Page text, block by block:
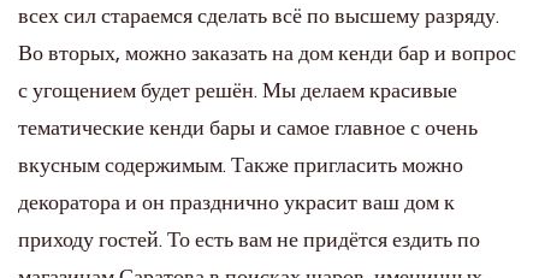
всех сил стараемся сделать всё по высшему разряду.
Во вторых, можно заказать на дом кенди бар и вопрос
с угощением будет решён. Мы делаем красивые
тематические кенди бары и самое главное с очень
вкусным содержимым. Также пригласить можно
декоратора и он празднично украсит ваш дом к
приходу гостей. То есть вам не придётся ездить по